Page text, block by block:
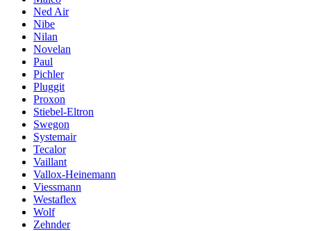
Ned Air
Nibe
Nilan
Novelan
Paul
Pichler
Pluggit
Proxon
Stiebel-Eltron
Swegon
Systemair
Tecalor
Vaillant
Vallox-Heinemann
Viessmann
Westaflex
Wolf
Zehnder